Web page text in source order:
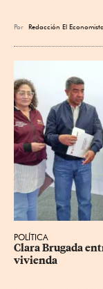
Por Redacción El Economista
POLÍTICA
Clara Brugada
vivienda